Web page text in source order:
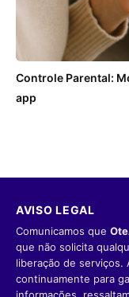
Controle Parental:
app
AVISO LEGAL
Comunicamos que
que não solicita
liberação de serviços.
continuamente para